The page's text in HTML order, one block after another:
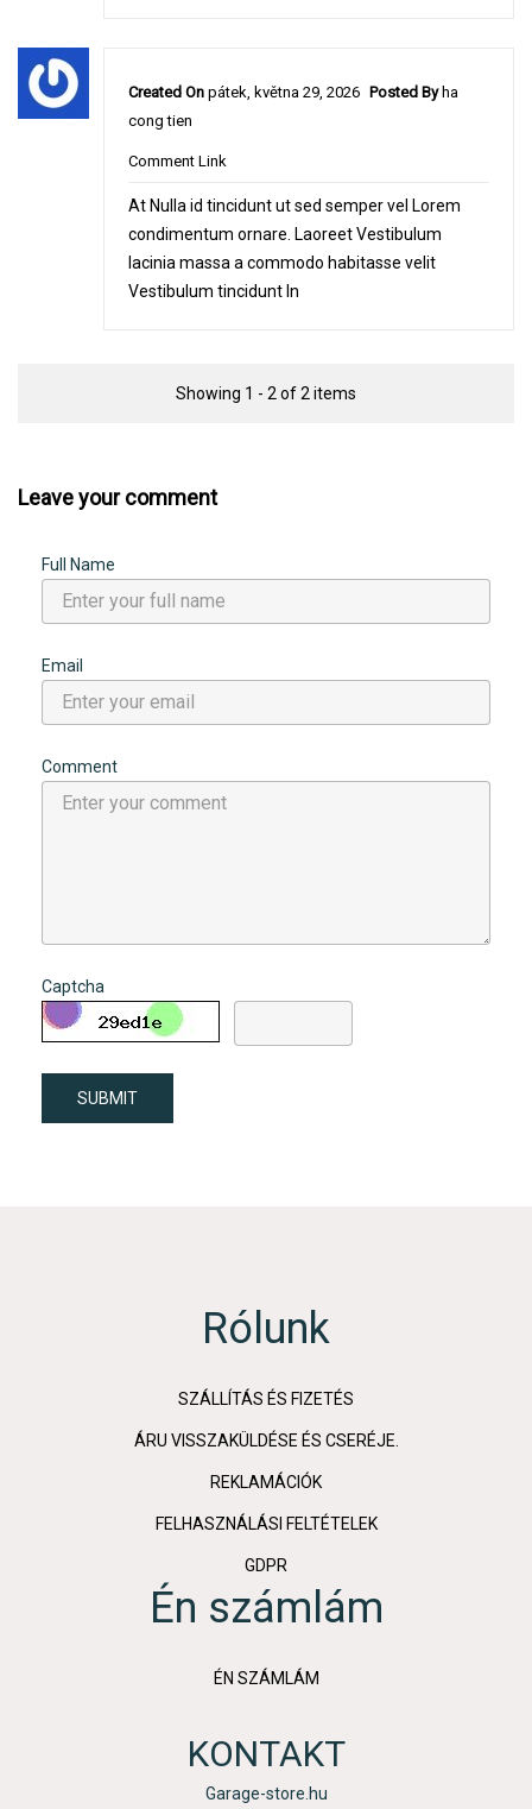
Created On pátek, května 29, 2026 Posted Byha
cong tien
Comment Link
At Nulla id tincidunt ut sed semper vel Lorem
condimentum ornare. Laoreet Vestibulum
lacinia massa a commodo habitasse velit
Vestibulum tincidunt In
Showing 1 - 2 of 2 items
Leave your comment
Full Name
Email
Comment
Captcha
SUBMIT
Rólunk
SZÁLLÍTÁS ÉS FIZETÉS
ÁRU VISSZAKÜLDÉSE ÉS CSERÉJE.
REKLAMÁCIÓK
FELHASZNÁLÁSI FELTÉTELEK
GDPR
Én számlám
ÉN SZÁMLÁM
KONTAKT
Garage-store.hu